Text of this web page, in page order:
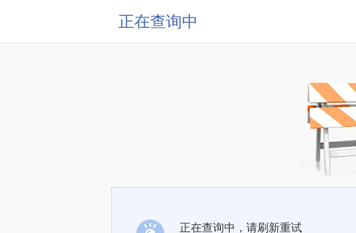
正在查询中
正在查询中，请刷新重试